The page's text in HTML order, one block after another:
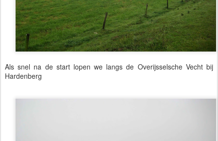
Als snel na de start lopen we langs de Overijsselsche Vecht bij
Hardenberg